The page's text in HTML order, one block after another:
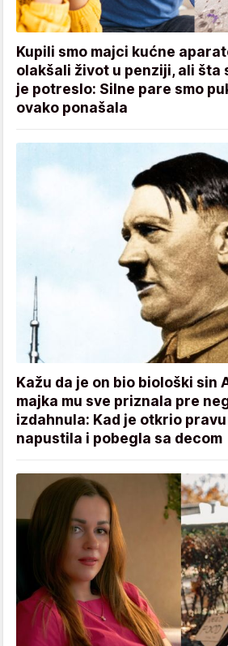
Kupili smo majci kućne
olakšali život u penziji, ali šta
je potreslo: Silne pare smo
ovako ponašala
Kažu da je on bio biološki sin
majka mu sve priznala pre
izdahnula: Kad je otkrio
napustila i pobegla sa decom